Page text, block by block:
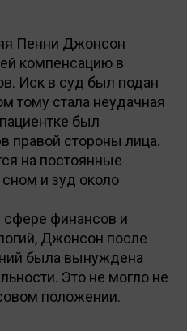
Пенни Джонсон
компенсацию в
Иск в суд был подан
тому стала неудачная
был
правой стороны лица.
на постоянные
и зуд около
сфере финансов и
Джонсон после
была вынуждена
Это не могло не
положении.